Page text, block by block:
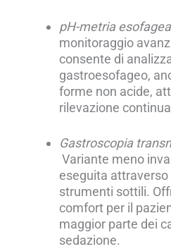
pH-metria esofagea
monitoraggio
consente di
gastroesofageo,
forme non acide,
rilevazione
Gastroscopia
Variante meno
eseguita attraverso
strumenti sottili.
comfort per il
maggior parte dei
sedazione.